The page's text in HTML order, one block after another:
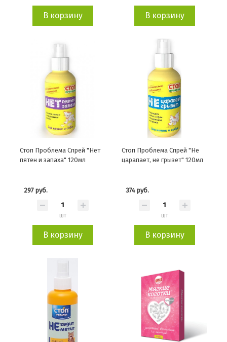
В корзину В корзину
Стоп Проблема Спрей "Нет
пятен и запаха" 120мл
297 руб.
шт
В корзину
Стоп Проблема Спрей "Не
царапает, не грызет" 120мл
374 руб.
шт
В корзину